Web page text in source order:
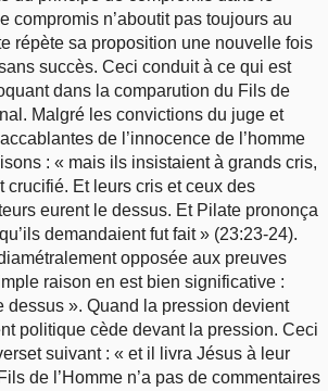
compromis n’aboutit pas toujours au
répète sa proposition une nouvelle fois
succès. Ceci conduit à ce qui est
dans la comparution du Fils de
Malgré les convictions du juge et
de l’innocence de l’homme
: « mais ils insistaient à grands cris,
crucifié. Et leurs cris et ceux des
eurent le dessus. Et Pilate prononça
demandaient fut fait » (23:23-24).
opposée aux preuves
raison en est bien significative :
dessus ». Quand la pression devient
politique cède devant la pression. Ceci
suivant : « et il livra Jésus à leur
de l’Homme n’a pas de commentaires